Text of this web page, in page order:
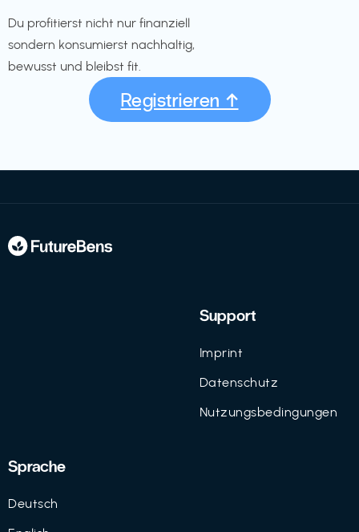
Du profitierst nicht nur finanziell
sondern konsumierst nachhaltig,
bewusst und bleibst fit.
Registrieren ↑
Support
Imprint
Datenschutz
Nutzungsbedingungen
Sprache
Deutsch